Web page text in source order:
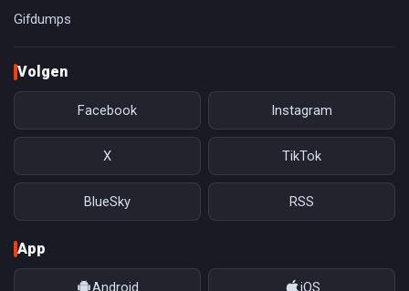
Gifdumps
Volgen
Facebook Instagram
X TikTok
BlueSky RSS
App
Android iOS